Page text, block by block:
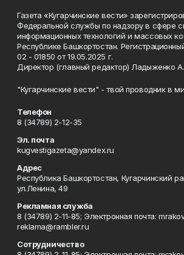
Газета «Кугарчинские вести»
Федеральной службы по надзору в сфере
информационных технологий и массовых
Республике Башкортостан.
02 - 01850 от 19.05.2025 г.
Директор (главный редактор) Ладыженко
"Кугарчинские вести" - твой проводник в
Телефон
8 (34789) 2-12-35
Эл. почта
kugvestigazeta@yandex.ru
Адрес
Республика Башкортостан, Кугарчинский
ул.Ленина, 49
Рекламная служба
8 (34789) 2-11-85; Электронная почта:
reklama@rambler.ru
Сотрудничество